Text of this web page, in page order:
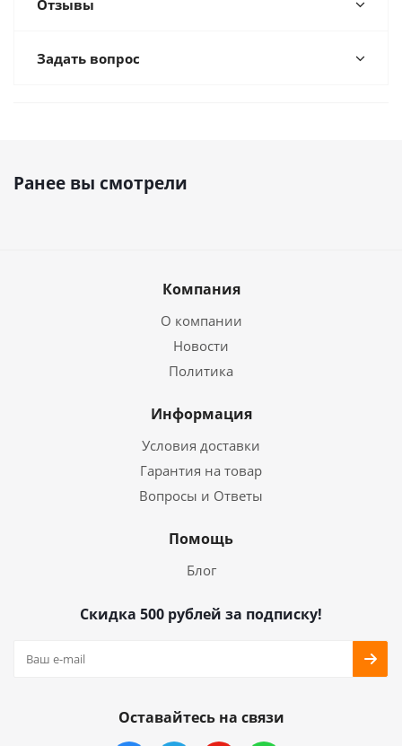
Отзывы
Задать вопрос
Ранее вы смотрели
Компания
О компании
Новости
Политика
Информация
Условия доставки
Гарантия на товар
Вопросы и Ответы
Помощь
Блог
Скидка 500 рублей за подписку!
Оставайтесь на связи